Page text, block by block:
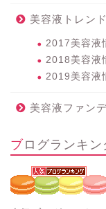
美容液トレン
2017美容液
2018美容液
2019美容液
美容液ファン
ブログランキ